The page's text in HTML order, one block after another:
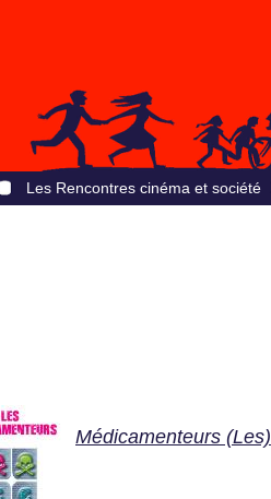
Les Rencontres cinéma et société
Médicamenteurs (Les)